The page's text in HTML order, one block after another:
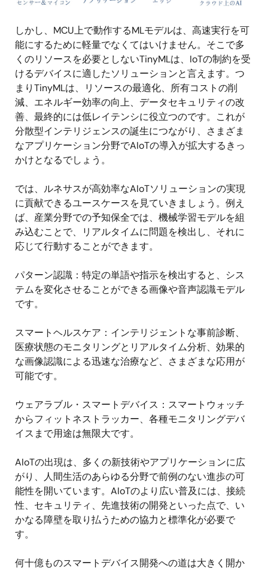
しかし、MCU上で動作するMLモデルは、高速実行を可
能にするために軽量でなくてはいけません。そこで多
くのリソースを必要としないTinyMLは、IoTの制約を受
けるデバイスに適したソリューションと言えます。つ
まりTinyMLは、リソースの最適化、所有コストの削
減、エネルギー効率の向上、データセキュリティの改
善、最終的には低レイテンシに役立つのです。これが
分散型インテリジェンスの誕生につながり、さまざま
なアプリケーション分野でAIoTの導入が拡大するきっ
かけとなるでしょう。
では、ルネサスが高効率なAIoTソリューションの実現
に貢献できるユースケースを見ていきましょう。例え
ば、産業分野での予知保全では、機械学習モデルを組
み込むことで、リアルタイムに問題を検出し、それに
応じて行動することができます。
パターン認識：特定の単語や指示を検出すると、シス
テムを変化させることができる画像や音声認識モデル
です。
スマートヘルスケア：インテリジェントな事前診断、
医療状態のモニタリングとリアルタイム分析、効果的
な画像認識による迅速な治療など、さまざまな応用が
可能です。
ウェアラブル・スマートデバイス：スマートウォッチ
からフィットネストラッカー、各種モニタリングデバ
イスまで用途は無限大です。
AIoTの出現は、多くの新技術やアプリケーションに広
がり、人間生活のあらゆる分野で前例のない進歩の可
能性を開いています。AIoTのより広い普及には、接続
性、セキュリティ、先進技術の開発といった点で、い
かなる障壁を取り払うための協力と標準化が必要で
す。
何十億ものスマートデバイス開発への道は大きく開か